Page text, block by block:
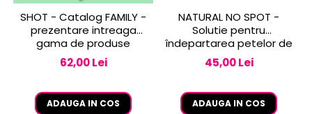
SHOT - Catalog FAMILY -
prezentare intreaga
gama de produse
62,00 Lei
ADAUGA IN COS
NATURAL NO SPOT -
Solutie pentru
îndepartarea petelor de
vopsea de pe piele 250
ml
45,00 Lei
ADAUGA IN COS